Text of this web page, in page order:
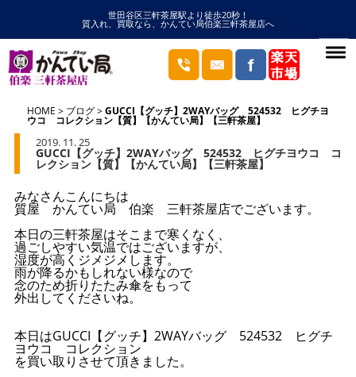
世田谷区三軒茶屋駅より徒歩20秒！
質入れ、買取なら、かんてい局伯楽三軒茶屋店へ
HOME ブログ GUCCI【グッチ】2WAYバッグ 524532 ヒグチヨ
ウコ コレクション【質】【かんてい局】【三軒茶屋】
2019. 11. 25
GUCCI【グッチ】2WAYバッグ 524532 ヒグチヨウコ コ
レクション【質】【かんてい局】【三軒茶屋】
みなさんこんにちは
質屋 かんてい局 伯楽 三軒茶屋店でございます。
本日の三軒茶屋はそこまで寒くなく、
過ごしやすい気温ではございますが、
湿度が高くジメジメします。
雨が降るかもしれない様なので
念のため折りたたみ傘をもって
外出してくださいね。
本日はGUCCI【グッチ】2WAYバッグ 524532 ヒグチ
ヨウコ コレクション
を買い取りさせて頂きました。